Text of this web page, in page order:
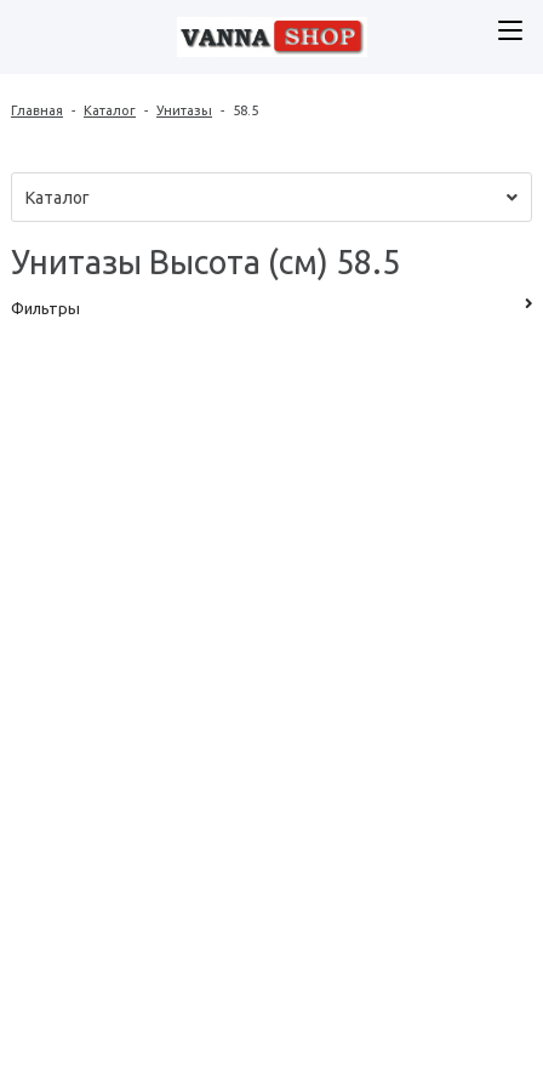
Главная - Каталог - Унитазы - 58.5
Каталог
Унитазы Высота (см) 58.5
Фильтры